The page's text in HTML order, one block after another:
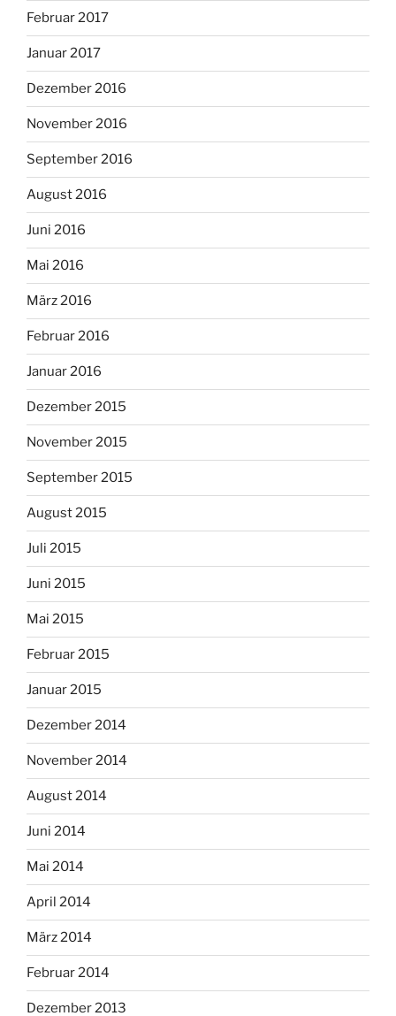
Februar 2017
Januar 2017
Dezember 2016
November 2016
September 2016
August 2016
Juni 2016
Mai 2016
März 2016
Februar 2016
Januar 2016
Dezember 2015
November 2015
September 2015
August 2015
Juli 2015
Juni 2015
Mai 2015
Februar 2015
Januar 2015
Dezember 2014
November 2014
August 2014
Juni 2014
Mai 2014
April 2014
März 2014
Februar 2014
Dezember 2013